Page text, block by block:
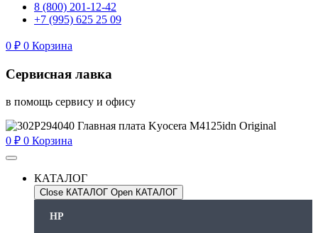
8 (800) 201-12-42
+7 (995) 625 25 09
0 ₽ 0 Корзина
Сервисная лавка
в помощь сервису и офису
0 ₽ 0 Корзина
КАТАЛОГ
Close КАТАЛОГ Open КАТАЛОГ
HP